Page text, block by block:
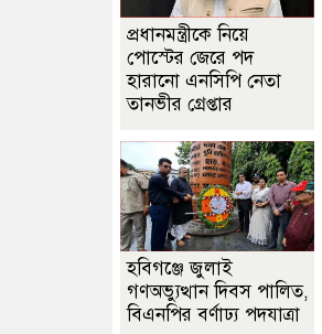
প্রধানমন্ত্রীকে নিয়ে
পোস্টের জেরে পদ
হারানো এনসিপি নেতা
তানভীর গ্রেপ্তার
হবিগঞ্জে জুলাই
গণঅভ্যুত্থান দিবস পালিত,
বিএনপির বর্ণাঢ্য পদযাত্রা